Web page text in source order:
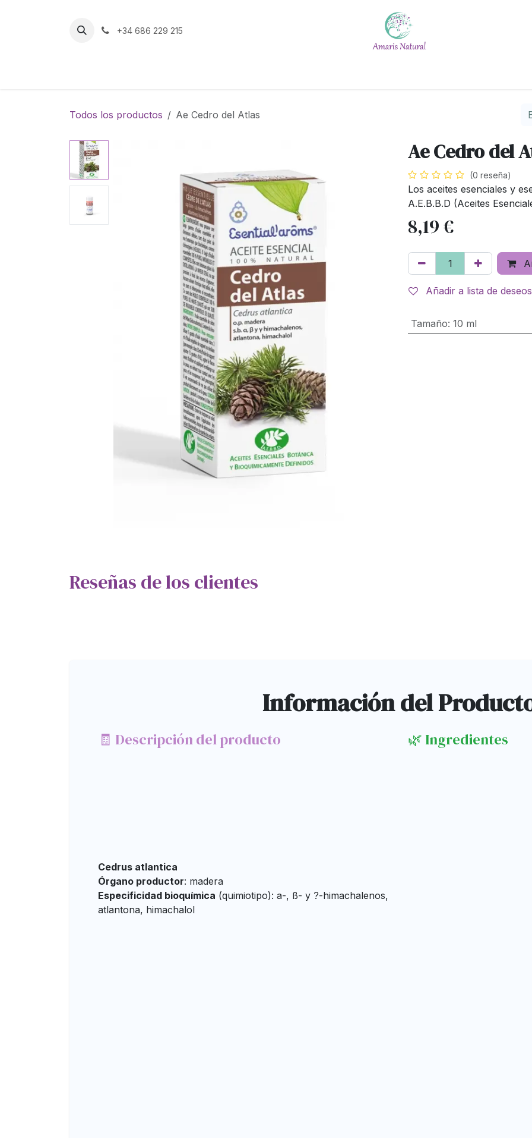
+34 686 229 215
Todos los productos Ae Cedro del Atlas
Ae Cedro del
(0 reseña)
Los aceites esenciales y
A.E.B.B.D (Aceites
8,19€
Añadir a lista de deseos
Tamaño: 10 ml
Reseñas de los clientes
Información del
🧾 Descripción del producto
Cedrus atlantica
Órgano productor: madera
Especificidad bioquímica (quimiotipo): a-, ß- y ?-himachalenos,
atlantona, himachalol
🌿 Ingredientes